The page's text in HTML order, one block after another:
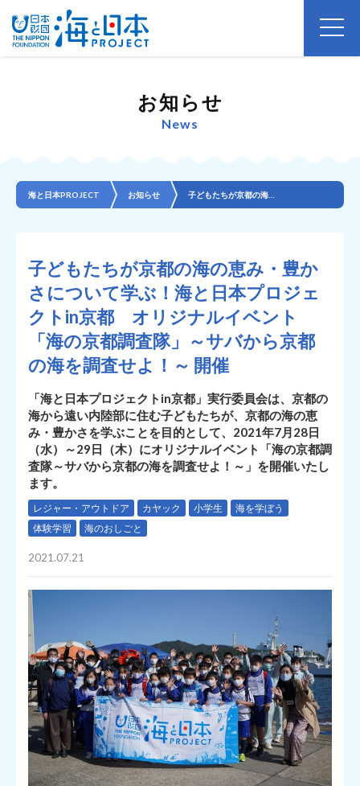
お知らせ
News
海と日本PROJECT お知らせ
子どもたちが京都の海の恵み・豊か
さについて学ぶ！海と日本プロジェ
クトin京都 オリジナルイベント
「海の京都調査隊」～サバから京都
の海を調査せよ！～ 開催
「海と日本プロジェクトin京都」実行委員会は、京都の
海から遠い内陸部に住む子どもたちが、京都の海の恵
み・豊かさを学ぶことを目的として、2021年7月28日
（水）～29日（木）にオリジナルイベント「海の京都調
査隊～サバから京都の海を調査せよ！～」を開催いたし
ます。
レジャー・アウトドア カヤック 小学生
海を学ぼう
体験学習
海のおしごと
2021.07.21